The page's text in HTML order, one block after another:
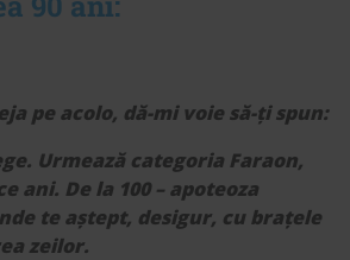
pe acolo, dă-mi voie să-ți spun:
Urmează categoria Faraon,
ani. De la 100 – apoteoza
te aștept, desigur, cu brațele
zeilor.